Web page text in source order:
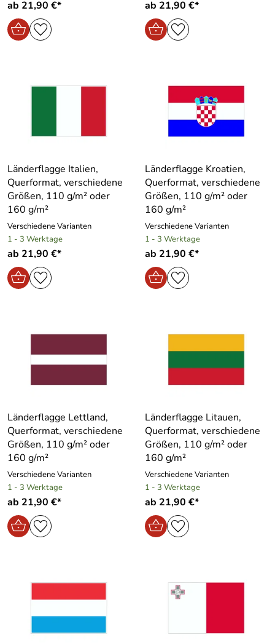
ab 21,90 €* ab 21,90 €*
Länderflagge Italien,
Querformat, verschiedene
Größen, 110 g/m² oder
160 g/m²
Verschiedene Varianten
1 - 3 Werktage
ab 21,90 €*
Länderflagge Kroatien,
Querformat, verschiedene
Größen, 110 g/m² oder
160 g/m²
Verschiedene Varianten
1 - 3 Werktage
ab 21,90 €*
Länderflagge Lettland,
Querformat, verschiedene
Größen, 110 g/m² oder
160 g/m²
Verschiedene Varianten
1 - 3 Werktage
ab 21,90 €*
Länderflagge Litauen,
Querformat, verschiedene
Größen, 110 g/m² oder
160 g/m²
Verschiedene Varianten
1 - 3 Werktage
ab 21,90 €*